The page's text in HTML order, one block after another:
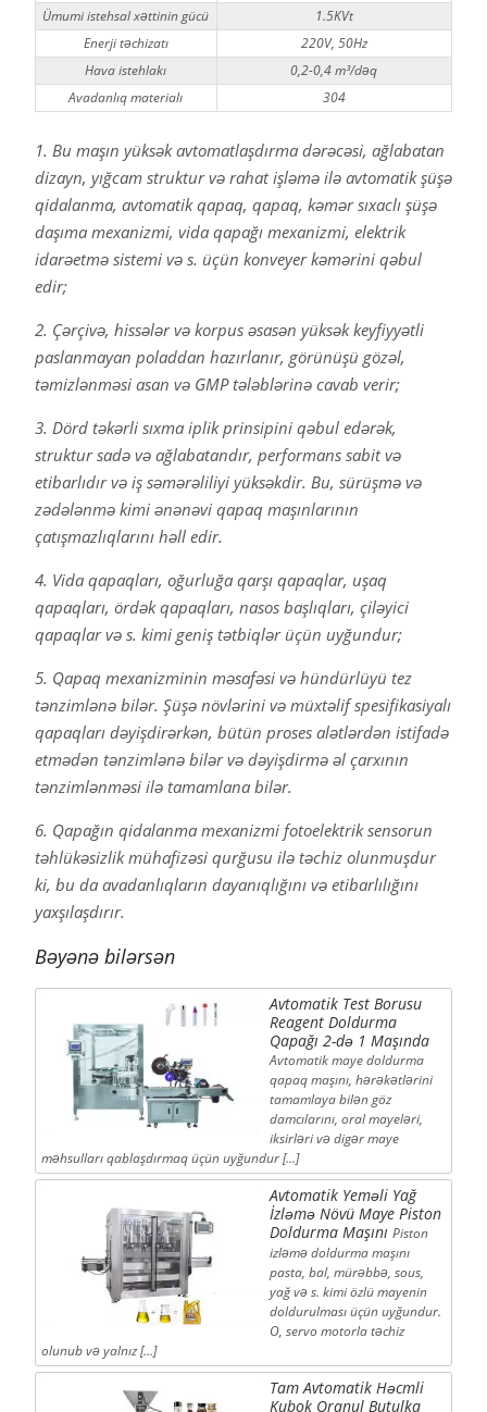
Ümumi istehsal xəttinin gücü
1.5KVt
Enerji təchizatı
220V, 50Hz
Hava istehlakı
0,2-0,4 m³/dəq
Avadanlıq materialı
304
1. Bu maşın yüksək avtomatlaşdırma dərəcəsi, ağlabatan
dizayn, yığcam struktur və rahat işləmə ilə avtomatik şüşə
qidalanma, avtomatik qapaq, qapaq, kəmər sıxaclı şüşə
daşıma mexanizmi, vida qapağı mexanizmi, elektrik
idarəetmə sistemi və s. üçün konveyer kəmərini qəbul
edir;
2. Çərçivə, hissələr və korpus əsasən yüksək keyfiyyətli
paslanmayan poladdan hazırlanır, görünüşü gözəl,
təmizlənməsi asan və GMP tələblərinə cavab verir;
3. Dörd təkərli sıxma iplik prinsipini qəbul edərək,
struktur sadə və ağlabatandır, performans sabit və
etibarlıdır və iş səmərəliliyi yüksəkdir. Bu, sürüşmə və
zədələnmə kimi ənənəvi qapaq maşınlarının
çatışmazlıqlarını həll edir.
4. Vida qapaqları, oğurluğa qarşı qapaqlar, uşaq
qapaqları, ördək qapaqları, nasos başlıqları, çiləyici
qapaqlar və s. kimi geniş tətbiqlər üçün uyğundur;
5. Qapaq mexanizminin məsafəsi və hündürlüyü tez
tənzimlənə bilər. Şüşə növlərini və müxtəlif spesifikasiyalı
qapaqları dəyişdirərkən, bütün proses alətlərdən istifadə
etmədən tənzimlənə bilər və dəyişdirmə əl çarxının
tənzimlənməsi ilə tamamlana bilər.
6. Qapağın qidalanma mexanizmi fotoelektrik sensorun
təhlükəsizlik mühafizəsi qurğusu ilə təchiz olunmuşdur
ki, bu da avadanlıqların dayanıqlığını və etibarlılığını
yaxşılaşdırır.
Bəyənə bilərsən
Avtomatik Test Borusu
Reagent Doldurma
Qapağı 2-də 1 Maşında
Avtomatik maye doldurma
qapaq maşını, hərəkətlərini
tamamlaya bilən göz
damcılarını, oral mayeləri,
iksirləri və digər maye
məhsulları qablaşdırmaq üçün uyğundur [...]
Avtomatik Yeməli Yağ
İzləmə Növü Maye Piston
Doldurma Maşını Piston
izləmə doldurma maşını
pasta, bal, mürəbbə, sous,
yağ və s. kimi özlü mayenin
doldurulması üçün uyğundur.
O, servo motorla təchiz
olunub və yalnız […]
Tam Avtomatik Həcmli
Kubok Qranul Butulka